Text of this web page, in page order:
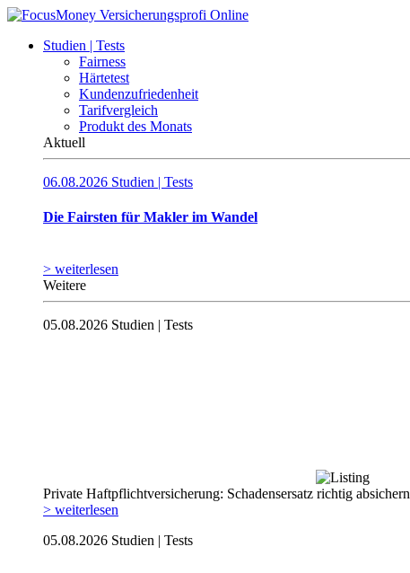
Studien | Tests
Fairness
Härtetest
Kundenzufriedenheit
Tarifvergleich
Produkt des Monats
Aktuell
06.08.2026 Studien | Tests
Die Fairsten für Makler im Wandel
> weiterlesen
Weitere
05.08.2026 Studien | Tests
Private Haftpflicht­versicherung: Schadensersatz richtig absichern
> weiterlesen
05.08.2026 Studien | Tests